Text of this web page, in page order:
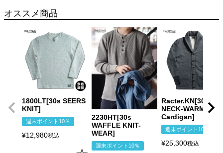
オススメ商品
1800LT[30s SEERS
KNIT]
週末ポイント10％
¥12,980税込
2230HT[30s
WAFFLE KNIT-
WEAR]
週末ポイント10％
Racter.KN[30s
NECK-WARM
Cardigan]
週末ポイント10％
¥25,300税込